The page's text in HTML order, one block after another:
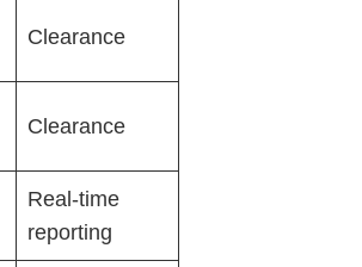
Clearance
Clearance
Real-time
reporting